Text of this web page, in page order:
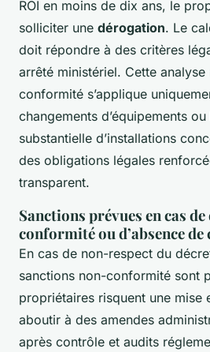
ROI en moins de dix ans, le
solliciter une dérogation. Le
doit répondre à des critères
arrêté ministériel. Cette
conformité s’applique
changements d’équipements
substantielle d’installations
des obligations légales
transparent.
Sanctions prévues en cas
conformité ou d’absence
En cas de non-respect du
sanctions non-conformité sont
propriétaires risquent une mise
aboutir à des amendes
après contrôle et audits